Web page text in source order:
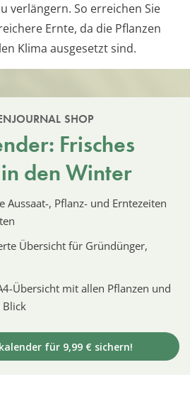
verlängern. So erreichen Sie
Ernte, da die Pflanzen
Klima ausgesetzt sind.
SHOP
Frisches
den Winter
Aussaat-, Pflanz- und Erntezeiten
Übersicht für Gründünger,
Übersicht mit allen Pflanzen und
Blick
für 9,99 € sichern!